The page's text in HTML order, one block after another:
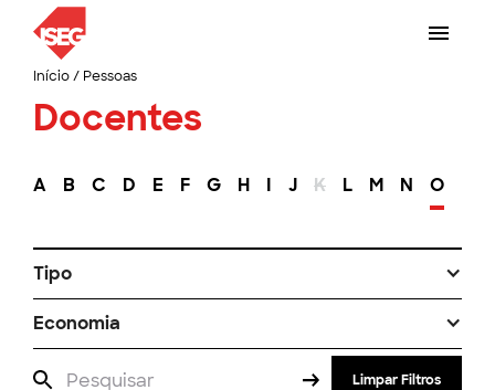
Início/ Pessoas
Docentes
A B C D E F G H I J K L M N O
Tipo
Economia
Limpar Filtros